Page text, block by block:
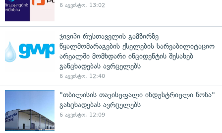
6 აგვისტო, 13:02
ჯივიპი რუსთაველის გამზირზე
წყალმომარაგების ქსელების სარეაბილიტაციო
არეალში მომხდარი ინციდენტის შესახებ
განცხადებას ავრცელებს
6 აგვისტო, 12:40
"თბილისის თავისუფალი ინდუსტრიული ზონა"
განცხადებას ავრცელებს
6 აგვისტო, 12:09